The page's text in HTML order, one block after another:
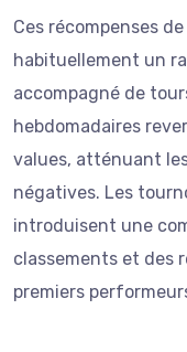
Ces récompenses
habituellement un
accompagné de
hebdomadaires
values, atténuant
négatives. Les
introduisent une
classements et des
premiers